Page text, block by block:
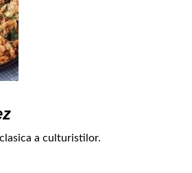
a culturistilor.